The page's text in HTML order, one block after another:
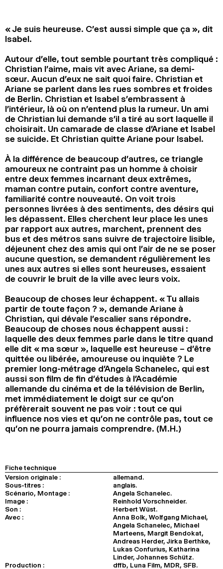
RECHERCHE
« Je suis heureuse. C’est aussi simple que ça », dit
Isabel.
Autour d’elle, tout semble pourtant très compliqué :
Christian l’aime, mais vit avec Ariane, sa demi-
sœur. Aucun d’eux ne sait quoi faire. Christian et
Ariane se parlent dans les rues sombres et froides
de Berlin. Christian et Isabel s’embrassent à
l’intérieur, là où on n’entend plus la rumeur. Un ami
de Christian lui demande s’il a tiré au sort laquelle il
choisirait. Un camarade de classe d’Ariane et Isabel
se suicide. Et Christian quitte Ariane pour Isabel.
À la différence de beaucoup d’autres, ce triangle
amoureux ne contraint pas un homme à choisir
entre deux femmes incarnant deux extrêmes,
maman contre putain, confort contre aventure,
familiarité contre nouveauté. On voit trois
personnes livrées à des sentiments, des désirs qui
les dépassent. Elles cherchent leur place les unes
par rapport aux autres, marchent, prennent des
bus et des métros sans suivre de trajectoire lisible,
déjeunent chez des amis qui ont l’air de ne se poser
aucune question, se demandent régulièrement les
unes aux autres si elles sont heureuses, essaient
de couvrir le bruit de la ville avec leurs voix.
Beaucoup de choses leur échappent. « Tu allais
partir de toute façon ? », demande Ariane à
Christian, qui dévale l’escalier sans répondre.
Beaucoup de choses nous échappent aussi :
laquelle des deux femmes parle dans le titre quand
elle dit « ma sœur », laquelle est heureuse – d’être
quittée ou libérée, amoureuse ou inquiète ? Le
premier long-métrage d’Angela Schanelec, qui est
aussi son film de fin d’études à l’Académie
allemande du cinéma et de la télévision de Berlin,
met immédiatement le doigt sur ce qu’on
préfèrerait souvent ne pas voir : tout ce qui
influence nos vies et qu’on ne contrôle pas, tout ce
qu’on ne pourra jamais comprendre. (M.H.)
Fiche technique
Version originale :
allemand.
Sous-titres :
anglais.
Scénario, Montage :
Angela Schanelec.
Image :
Reinhold Vorschneider.
Son :
Herbert Wüst.
Avec :
Anna Bolk, Wolfgang Michael,
Angela Schanelec, Michael
Marteens, Margit Bendokat,
Andreas Herder, Jirka Berthke,
Lukas Confurius, Katharina
Linder, Johannes Schütz.
Production :
dffb, Luna Film, MDR, SFB.